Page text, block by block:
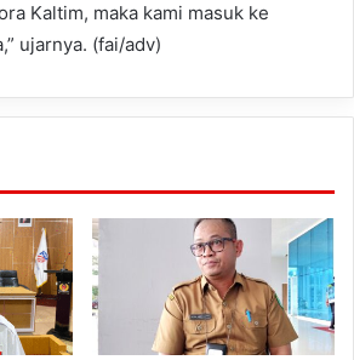
Kaltim, maka kami masuk ke
ujarnya. (fai/adv)